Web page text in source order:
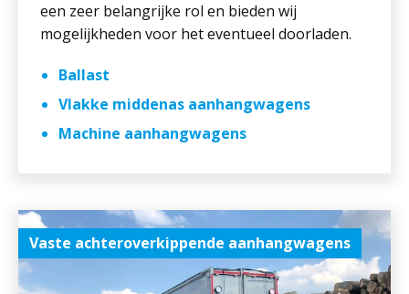
een zeer belangrijke rol en bieden wij
mogelijkheden voor het eventueel doorladen.
Ballast
Vlakke middenas aanhangwagens
Machine aanhangwagens
Vaste achteroverkippende aanhangwagens